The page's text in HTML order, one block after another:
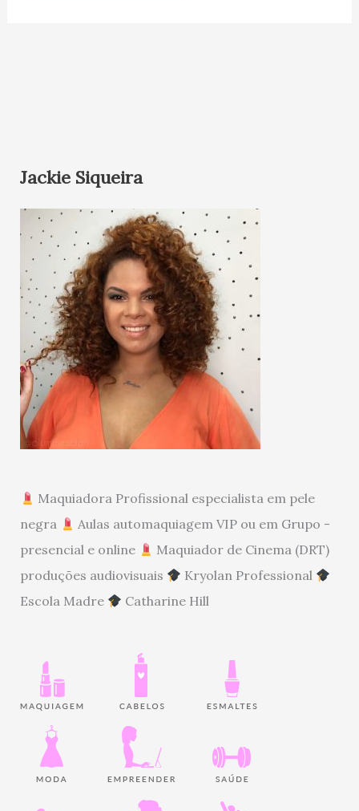
Jackie Siqueira
Maquiadora Profissional especialista em pele
negra
Aulas automaquiagem VIP ou em Grupo -
presencial e online
Maquiador de Cinema (DRT)
produções audiovisuais
Kryolan Professional
Escola Madre
Catharine Hill